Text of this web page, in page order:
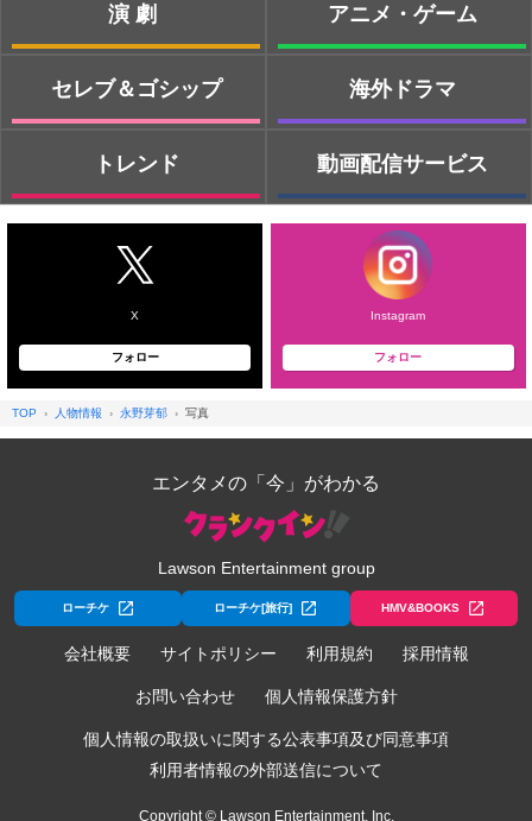
演劇
セレブ＆ゴシップ
トレンド
アニメ・ゲーム
海外ドラマ
動画配信サービス
X
フォロー
Instagram
フォロー
TOP 人物情報 永野芽郁 写真
エンタメの「今」がわかる
Lawson Entertainment group
ローチケ ローチケ[旅行] HMV&BOOKS
会社概要 サイトポリシー 利用規約 採用情報
お問い合わせ 個人情報保護方針
個人情報の取扱いに関する公表事項及び同意事項
利用者情報の外部送信について
Copyright © Lawson Entertainment, Inc.